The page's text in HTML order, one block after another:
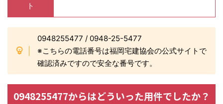
ト
0948255477 / 0948-25-5477
※こちらの電話番号は福岡宅建協会の公式サイトで
確認済みですので安全な番号です。
0948255477からはどういった用件でしたか？